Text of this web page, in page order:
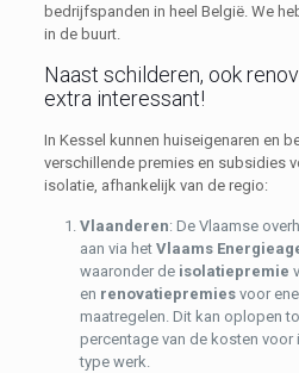
bedrijfspanden in heel België. We
in de buurt.
Naast schilderen, ook
extra interessant!
In Kessel kunnen huiseigenaren en
verschillende premies en subsidies
isolatie, afhankelijk van de regio:
Vlaanderen: De Vlaamse
aan via het Vlaams
waaronder de isolatiepremie
en renovatiepremiesvoor
maatregelen. Dit kan oplopen
percentage van de kosten
type werk.